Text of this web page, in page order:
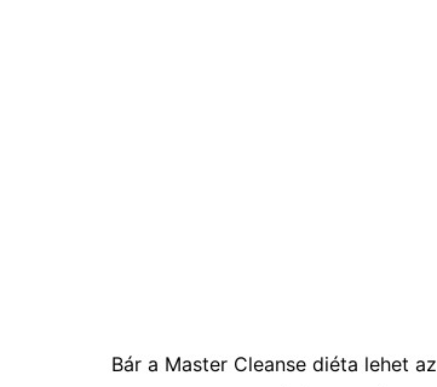
Bár a Master Cleanse diéta lehet